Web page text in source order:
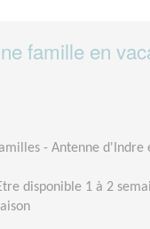
famille en
- Antenne d'Indre
disponible 1 à 2